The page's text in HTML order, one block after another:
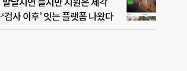
발달지연 늘지만 지원은 제각
검사 이후’ 잇는 플랫폼 나왔다